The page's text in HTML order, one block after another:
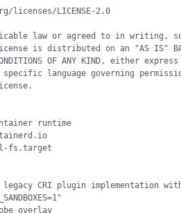
licenses/LICENSE-2.0
law or agreed to in writing,
is distributed on an "AS IS"
CONDITIONS OF ANY KIND, either
language governing
runtime
fs.target
CRI plugin implementation
overlay